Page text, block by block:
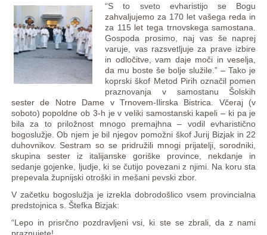
“S to sveto evharistijo se Bogu
zahvaljujemo za 170 let vašega reda in
za 115 let tega trnovskega samostana.
Gospoda prosimo, naj vas še naprej
varuje, vas razsvetljuje za prave izbire
in odločitve, vam daje moči in veselja,
da mu boste še bolje služile.” – Tako je
koprski škof Metod Pirih označil pomen
praznovanja v samostanu Šolskih
sester de Notre Dame v Trnovem-Ilirska Bistrica.
Včeraj (v
soboto) popoldne ob 3-h je v veliki samostanski kapeli – ki pa je
bila za to priložnost mnogo premajhna – vodil evharistično
bogoslužje. Ob njem je bil njegov pomožni škof Jurij Bizjak in 22
duhovnikov. Sestram so se pridružili mnogi prijatelji, sorodniki,
skupina sester iz italijanske goriške province, nekdanje in
sedanje gojenke, ljudje, ki se čutijo povezani z njimi. Na koru sta
prepevala župnijski otroški in mešani pevski zbor.
V začetku bogoslužja je izrekla dobrodošlico vsem provincialna
predstojnica s. Štefka Bizjak:
“Lepo in prisrčno pozdravljeni vsi, ki ste se zbrali, da z nami